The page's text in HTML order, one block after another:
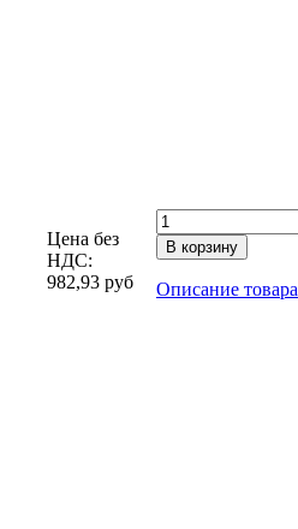
Цена без
НДС:
982,93 руб Описание товара